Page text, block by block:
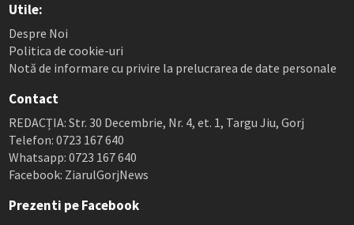
Utile:
Despre Noi
Politica de cookie-uri
Notă de informare cu privire la prelucrarea de date personale
Contact
REDACȚIA: Str. 30 Decembrie, Nr. 4, et. 1, Targu Jiu, Gorj
Telefon: 0723 167 640
Whatsapp: 0723 167 640
Facebook: ZiarulGorjNews
Prezenti pe Facebook